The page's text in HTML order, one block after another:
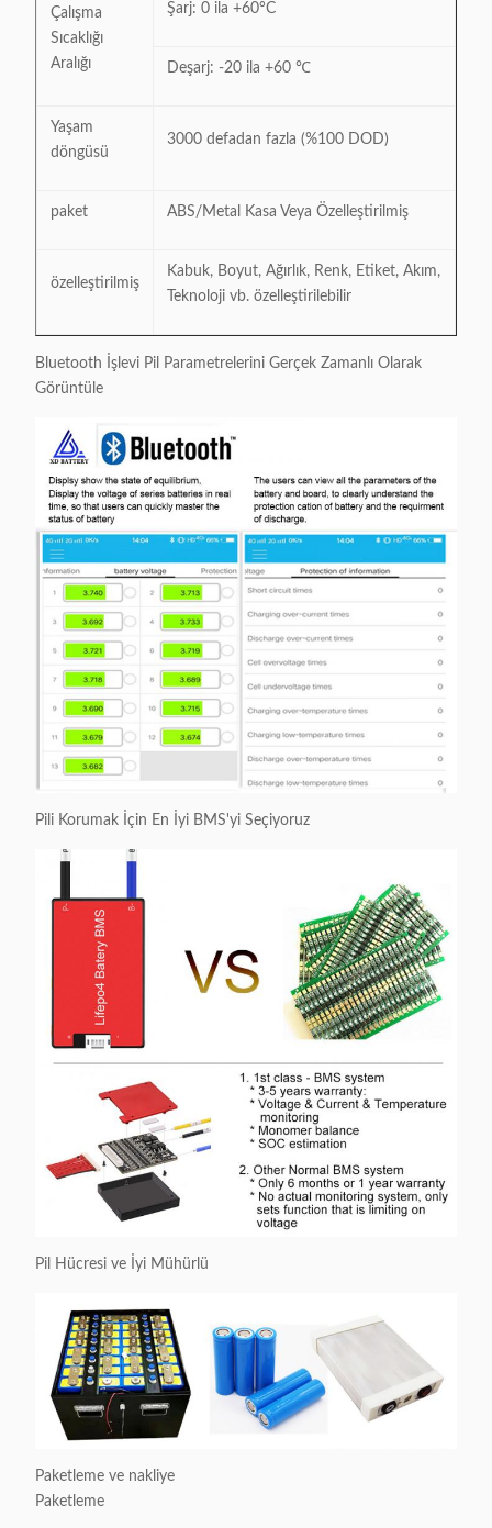
Çalışma
Sıcaklığı
Aralığı
Şarj: 0 ila +60°C
Deşarj: -20 ila +60 ℃
Yaşam
döngüsü
3000 defadan fazla (%100 DOD)
paket ABS/Metal Kasa Veya Özelleştirilmiş
özelleştirilmiş
Kabuk, Boyut, Ağırlık, Renk, Etiket, Akım,
Teknoloji vb. özelleştirilebilir
Bluetooth İşlevi Pil Parametrelerini Gerçek Zamanlı Olarak
Görüntüle
Pili Korumak İçin En İyi BMS'yi Seçiyoruz
Pil Hücresi ve İyi Mühürlü
Paketleme ve nakliye
Paketleme